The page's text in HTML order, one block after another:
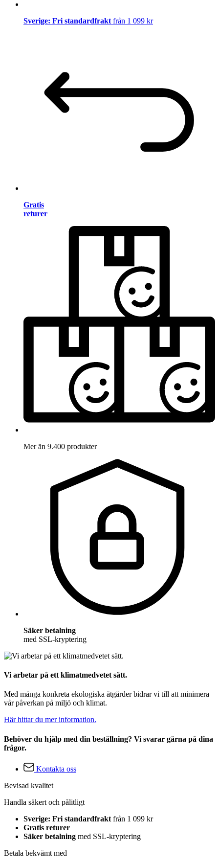
Sverige: Fri standardfrakt från 1 099 kr
Gratis
returer
Mer än 9.400 produkter
Säker betalning
med SSL-kryptering
Vi arbetar på ett klimatmedvetet sätt.
Med många konkreta ekologiska åtgärder bidrar vi till att minimera
vår påverkan på miljö och klimat.
Här hittar du mer information.
Behöver du hjälp med din beställning? Vi svarar gärna på dina
frågor.
Kontakta oss
Bevisad kvalitet
Handla säkert och pålitligt
Sverige: Fri standardfrakt från 1 099 kr
Gratis returer
Säker betalning med SSL-kryptering
Betala bekvämt med